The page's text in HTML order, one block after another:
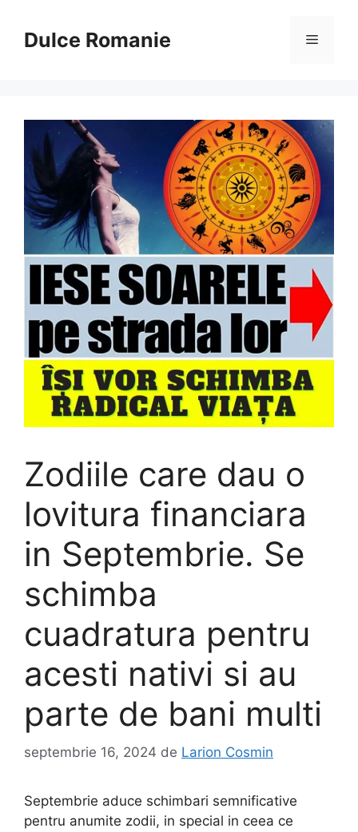
conținutDulce Romanie Meniu
Zodiile care dau o
lovitura financiara
in Septembrie. Se
schimba
cuadratura pentru
acesti nativi si au
parte de bani multi
septembrie 16, 2024 de Larion Cosmin
Septembrie aduce schimbari semnificative
pentru anumite zodii, in special in ceea ce